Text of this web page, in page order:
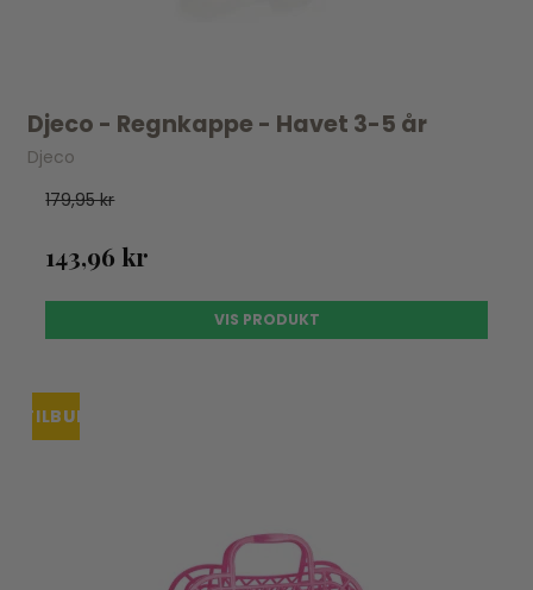
Djeco - Regnkappe - Havet 3-5 år
Djeco
179,95 kr
143,96 kr
VIS PRODUKT
TILBUDUDSOLGT